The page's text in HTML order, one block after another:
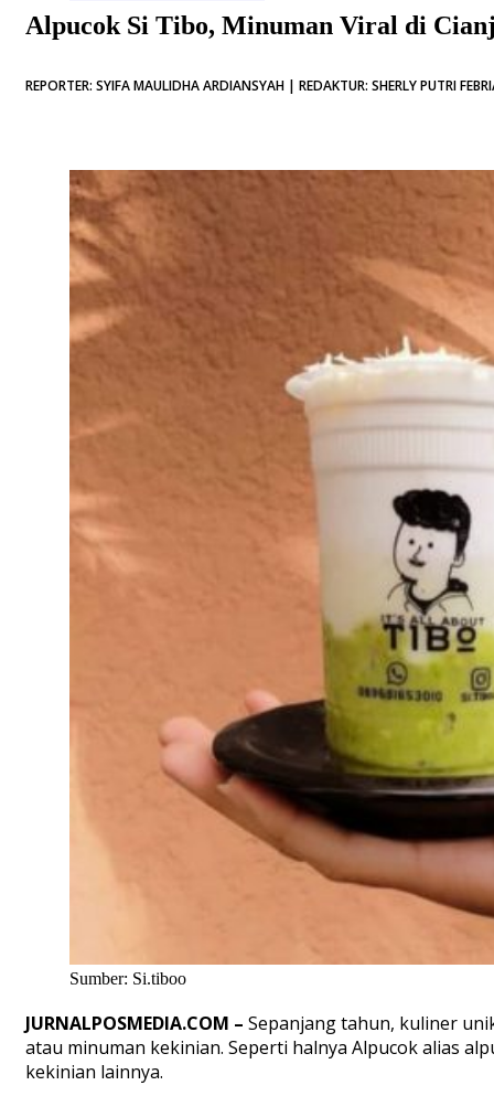
Alpucok Si Tibo, Minuman Viral di
REPORTER: SYIFA MAULIDHA ARDIANSYAH | REDAKTUR: SHERLY PUTRI
Sumber: Si.tiboo
JURNALPOSMEDIA.COM – Sepanjang tahun, kuliner
atau minuman kekinian. Seperti halnya Alpucok alias
kekinian lainnya.